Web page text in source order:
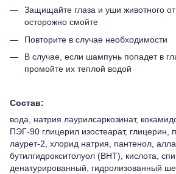
Защищайте глаза и уши животного
осторожно смойте
Повторите в случае необходимости
В случае, если шампунь попадет в
промойте их теплой водой
Состав:
вода, натрия лаурилсаркозинат,
ПЭГ-90 глицерил изостеарат, глицерин,
лаурет-2, хлорид натрия, пантенол,
бутилгидрокситолуол (BHT), кислота,
денатурированный, гидролизованный